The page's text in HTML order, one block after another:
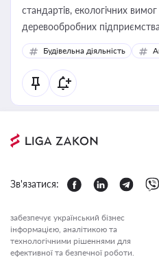
стандартів, екологічних
деревообробних
Будівельна діяльність
Зв'язатися:
забезпечує український бізнес
інформацією, аналітикою та
технологічними рішеннями для
ефективної та безпечної роботи.